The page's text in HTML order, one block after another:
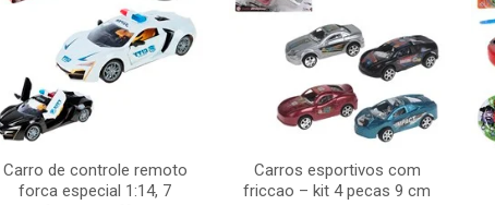
Carro de controle remoto
forca especial 1:14, 7
Carros esportivos com
friccao – kit 4 pecas 9 cm